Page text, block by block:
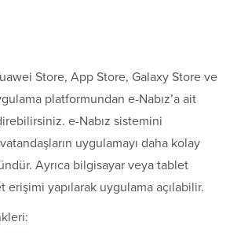
Store, App Store, Galaxy Store ve
platformundan e-Nabız’a ait
e-Nabız sistemini
uygulamayı daha kolay
Ayrıca bilgisayar veya tablet
yapılarak uygulama açılabilir.